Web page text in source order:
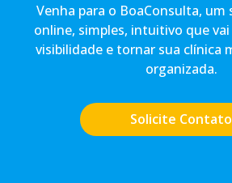
Venha para o BoaConsulta, um
online, simples, intuitivo que
visibilidade e tornar sua clínica
organizada.
Solicite Contato